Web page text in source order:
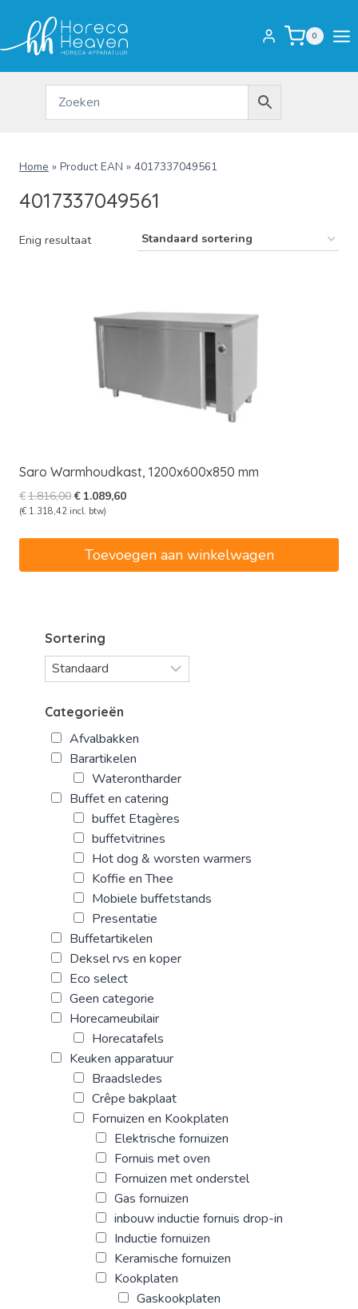
inhoud
0
Home » Product EAN » 4017337049561
4017337049561
Enig resultaat
Saro Warmhoudkast, 1200x600x850 mm
€1.816,00Oorspronkelijke
prijs
€ 1.089,60Huidige
(€ 1.318,42 incl. btw)
Toevoegen aan winkelwagen
Sortering
Categorieën
Afvalbakken
Barartikelen
Waterontharder
Buffet en catering
buffet Etagères
buffetvitrines
Hot dog & worsten warmers
Koffie en Thee
Mobiele buffetstands
Presentatie
Buffetartikelen
Deksel rvs en koper
Eco select
Geen categorie
Horecameubilair
Horecatafels
Keuken apparatuur
Braadsledes
Crêpe bakplaat
Fornuizen en Kookplaten
Elektrische fornuizen
Fornuis met oven
Fornuizen met onderstel
Gas fornuizen
inbouw inductie fornuis drop-in
Inductie fornuizen
Keramische fornuizen
Kookplaten
Gaskookplaten